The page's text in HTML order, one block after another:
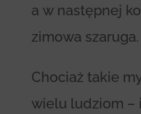
a w następnej
zimowa szaruga.
Chociaż takie
wielu ludziom –